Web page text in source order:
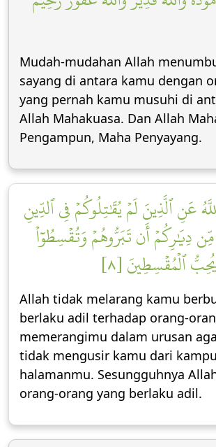
Mudah-mudahan Allah
sayang di antara kamu dengan
yang pernah kamu musuhi di
Allah Mahakuasa. Dan Allah
Pengampun, Maha Penyayang.
عَنِ ٱلَّذِينَ لَمۡ يُقَٰتِلُوكُمۡ فِي ٱلدِّينِ
دِيَٰرِكُمۡ أَن تَبَرُّوهُمۡ وَتُقۡسِطُوٓاْ
ٱلۡمُقۡسِطِينَ [٨]
Allah tidak melarang kamu
berlaku adil terhadap orang-
memerangimu dalam urusan
tidak mengusir kamu dari
halamanmu. Sesungguhnya
orang-orang yang berlaku adil.